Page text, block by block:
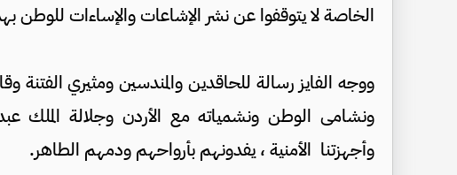
الخاصة لا يتوقفوا عن نشر الإشاعات والإساءات للوطن
ووجه الفايز رسالة للحاقدين والمندسين ومثيري الفتنة
ونشامى الوطن ونشمياته مع الأردن وجلالة الملك
وأجهزتنا الأمنية ، يفدونهم بأرواحهم ودمهم الطاهر.